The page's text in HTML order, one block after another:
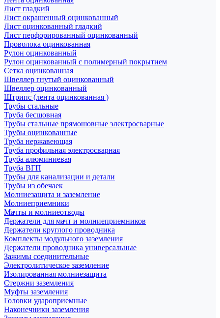
Лист гладкий
Лист окрашенный оцинкованный
Лист оцинкованный гладкий
Лист перфорированный оцинкованный
Проволока оцинкованная
Рулон оцинкованный
Рулон оцинкованный с полимерный покрытием
Сетка оцинкованная
Швеллер гнутый оцинкованный
Швеллер оцинкованный
Штрипс (лента оцинкованная )
Трубы стальные
Труба бесшовная
Трубы стальные прямошовные электросварные
Трубы оцинкованные
Труба нержавеющая
Труба профильная электросварная
Труба алюминиевая
Труба ВГП
Трубы для канализации и детали
Трубы из обечаек
Молниезащита и заземление
Молниеприемники
Мачты и молниеотводы
Держатели для мачт и молниеприемников
Держатели круглого проводника
Комплекты модульного заземления
Держатели проводника универсальные
Зажимы соединительные
Электролитическое заземление
Изолированная молниезащита
Стержни заземления
Муфты заземления
Головки удароприемные
Наконечники заземления